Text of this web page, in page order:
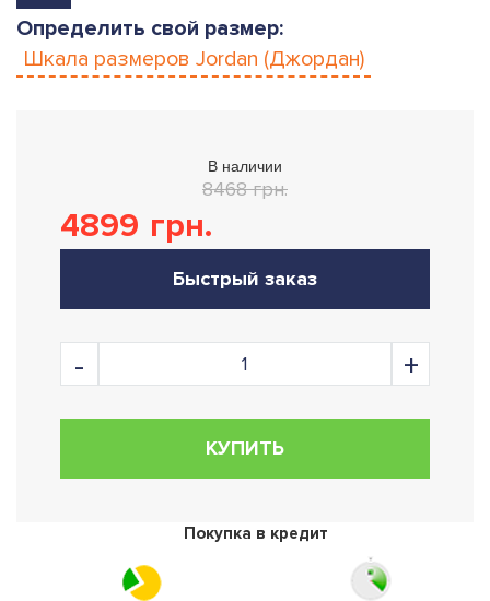
Определить свой размер:
Шкала размеров Jordan (Джордан)
В наличии
8468 грн.
4899 грн.
Быстрый заказ
КУПИТЬ
Покупка в кредит